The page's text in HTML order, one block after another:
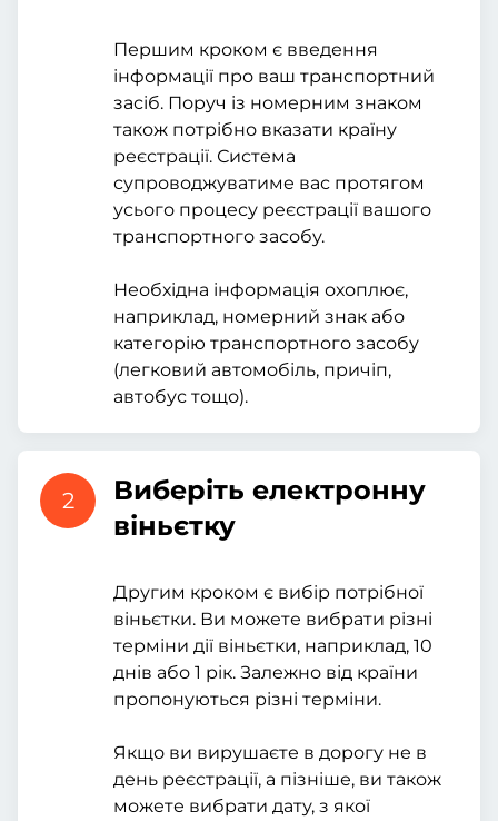
Першим кроком є введення
інформації про ваш транспортний
засіб. Поруч із номерним знаком
також потрібно вказати країну
реєстрації. Система
супроводжуватиме вас протягом
усього процесу реєстрації вашого
транспортного засобу.
Необхідна інформація охоплює,
наприклад, номерний знак або
категорію транспортного засобу
(легковий автомобіль, причіп,
автобус тощо).
2
Виберіть електронну
віньєтку
Другим кроком є вибір потрібної
віньєтки. Ви можете вибрати різні
терміни дії віньєтки, наприклад, 10
днів або 1 рік. Залежно від країни
пропонуються різні терміни.
Якщо ви вирушаєте в дорогу не в
день реєстрації, а пізніше, ви також
можете вибрати дату, з якої